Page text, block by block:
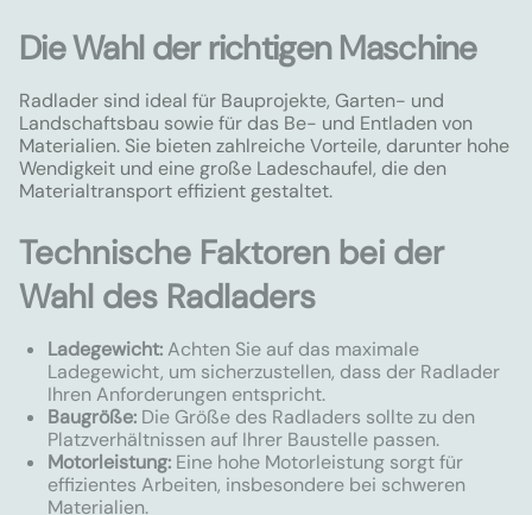
Die Wahl der richtigen Maschine
Radlader sind ideal für Bauprojekte, Garten- und
Landschaftsbau sowie für das Be- und Entladen von
Materialien. Sie bieten zahlreiche Vorteile, darunter hohe
Wendigkeit und eine große Ladeschaufel, die den
Materialtransport effizient gestaltet.
Technische Faktoren bei der
Wahl des Radladers
Ladegewicht:Achten Sie auf das maximale
Ladegewicht, um sicherzustellen, dass der Radlader
Ihren Anforderungen entspricht.
Baugröße: Die Größe des Radladers sollte zu den
Platzverhältnissen auf Ihrer Baustelle passen.
Motorleistung: Eine hohe Motorleistung sorgt für
effizientes Arbeiten, insbesondere bei schweren
Materialien.